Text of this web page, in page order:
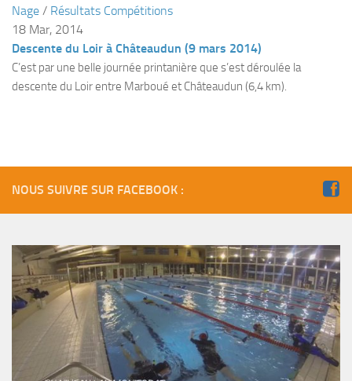
ECOLE DE PLONGEE
Initiateur
Moniteur Fédéral
Organisation
Responsables
Fosse
Nage / Résultats Compétitions
18 Mar, 2014
Descente du Loir à Châteaudun (9 mars 2014)
C’est par une belle journée printanière que s’est déroulée la
descente du Loir entre Marboué et Châteaudun (6,4 km).
NOUS SUIVRE SUR FACEBOOK :